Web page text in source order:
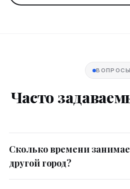
ВОПРОСЫ
Часто
Сколько времени
другой город?